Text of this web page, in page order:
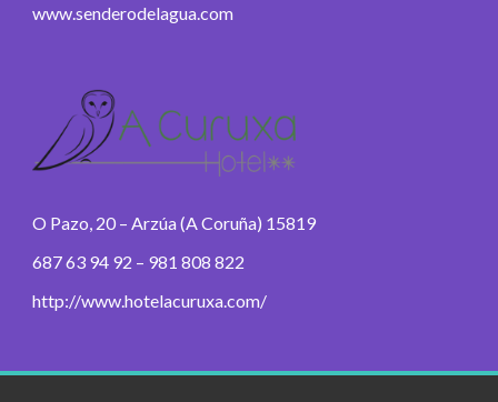
www.senderodelagua.com
O Pazo, 20 – Arzúa (A Coruña) 15819
687 63 94 92 – 981 808 822
http://www.hotelacuruxa.com/